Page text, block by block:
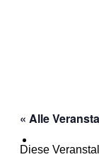
« Alle
Diese